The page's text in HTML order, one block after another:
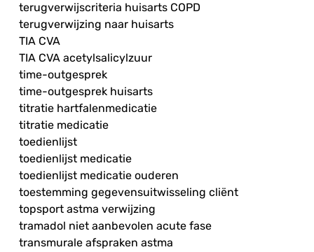
terugverwijscriteria huisarts COPD
terugverwijzing naar huisarts
TIA CVA
TIA CVA acetylsalicylzuur
time-outgesprek
time-outgesprek huisarts
titratie hartfalenmedicatie
titratie medicatie
toedienlijst
toedienlijst medicatie
toedienlijst medicatie ouderen
toestemming gegevensuitwisseling cliënt
topsport astma verwijzing
tramadol niet aanbevolen acute fase
transmurale afspraken astma